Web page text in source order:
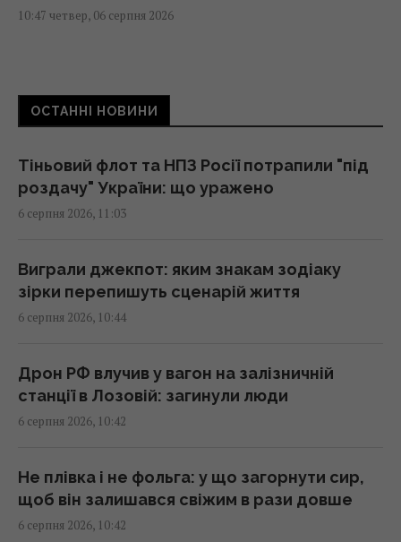
10:47 четвер, 06 серпня 2026
сірниками для перевірки IQ
10:44 четвер, 06 серпня 2026
У США випробували літак X-62A VISTA, який
без пілота може перехоплювати повітряні
цілі
Українські дрони уразили два величезних
НПЗ в Росії: Зеленський розкрив деталі
10:42 четвер, 06 серпня 2026
Мозгова пояснила, чому не їде з України під
10:33 четвер, 06 серпня 2026
Другий урожай до холодів гарантовано:
ОСТАННІ НОВИНИ
Тіньовий флот та НПЗ Росії потрапили "під
роздачу" України: що уражено
6 серпня 2026, 11:03
Виграли джекпот: яким знакам зодіаку
зірки перепишуть сценарій життя
6 серпня 2026, 10:44
Дрон РФ влучив у вагон на залізничній
станції в Лозовій: загинули люди
6 серпня 2026, 10:42
Не плівка і не фольга: у що загорнути сир,
щоб він залишався свіжим в рази довше
6 серпня 2026, 10:42